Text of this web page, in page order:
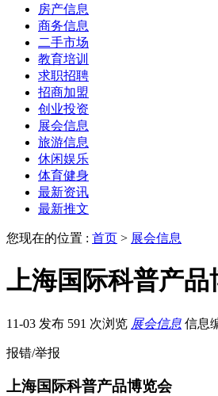
房产信息
商务信息
二手市场
教育培训
求职招聘
招商加盟
创业投资
展会信息
旅游信息
休闲娱乐
体育健身
最新资讯
最新推文
您现在的位置 : 首页 > 展会信息
上海国际科普产品
11-03 发布 591 次浏览 展会信息 信息
报错/举报
上海国际科普产品博览会